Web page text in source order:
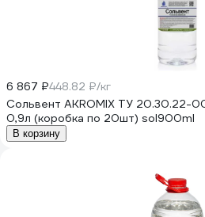
6 867 ₽448.82 ₽/кг
Сольвент AKROMIX ТУ
0,9л (коробка по 20шт) sol900ml
В корзину